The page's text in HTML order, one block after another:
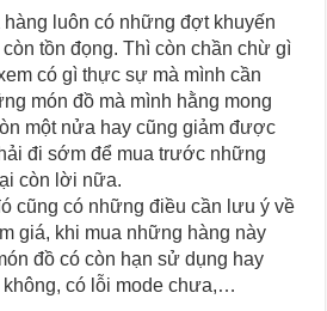
luôn có những đợt khuyến
tồn đọng. Thì còn chần chừ gì
có gì thực sự mà mình cần
món đồ mà mình hằng mong
một nửa hay cũng giảm được
đi sớm để mua trước những
còn lời nữa.
cũng có những điều cần lưu ý về
giá, khi mua những hàng này
đồ có còn hạn sử dụng hay
không, có lỗi mode chưa,…